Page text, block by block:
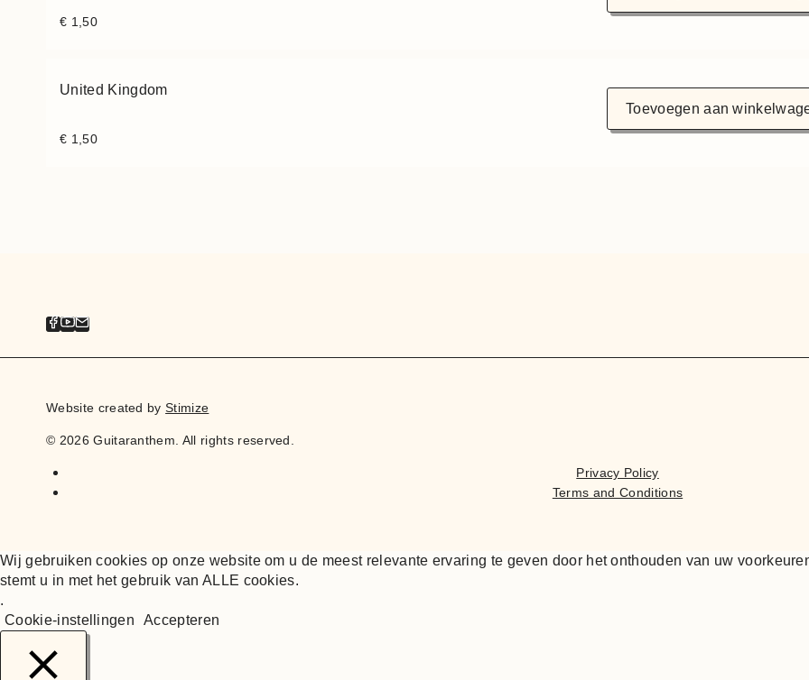
€ 1,50
United Kingdom
€ 1,50
Toevoegen aan
Website created byStimize
© 2026 Guitaranthem. All rights reserved.
Privacy Policy
Terms and Conditions
Wij gebruiken cookies op onze website om u de meest relevante ervaring te geven door het onthouden van uw
stemt u in met het gebruik van ALLE cookies.
.
Cookie-instellingen
Accepteren